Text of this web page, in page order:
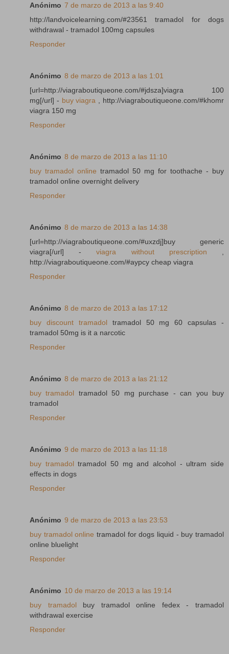
Anónimo 7 de marzo de 2013 a las 9:40
http://landvoicelearning.com/#23561 tramadol for dogs
withdrawal - tramadol 100mg capsules
Responder
Anónimo 8 de marzo de 2013 a las 1:01
[url=http://viagraboutiqueone.com/#jdsza]viagra 100
mg[/url] - buy viagra , http://viagraboutiqueone.com/#khomr
viagra 150 mg
Responder
Anónimo 8 de marzo de 2013 a las 11:10
buy tramadol online tramadol 50 mg for toothache - buy
tramadol online overnight delivery
Responder
Anónimo 8 de marzo de 2013 a las 14:38
[url=http://viagraboutiqueone.com/#uxzdj]buy generic
viagra[/url] -viagra without prescription
http://viagraboutiqueone.com/#aypcy cheap viagra
Responder
Anónimo 8 de marzo de 2013 a las 17:12
buy discount tramadol tramadol 50 mg 60 capsulas -
tramadol 50mg is it a narcotic
Responder
Anónimo 8 de marzo de 2013 a las 21:12
buy tramadol tramadol 50 mg purchase - can you buy
tramadol
Responder
Anónimo 9 de marzo de 2013 a las 11:18
buy tramadol tramadol 50 mg and alcohol - ultram side
effects in dogs
Responder
Anónimo 9 de marzo de 2013 a las 23:53
buy tramadol online tramadol for dogs liquid - buy tramadol
online bluelight
Responder
Anónimo 10 de marzo de 2013 a las 19:14
buy tramadol buy tramadol online fedex - tramadol
withdrawal exercise
Responder